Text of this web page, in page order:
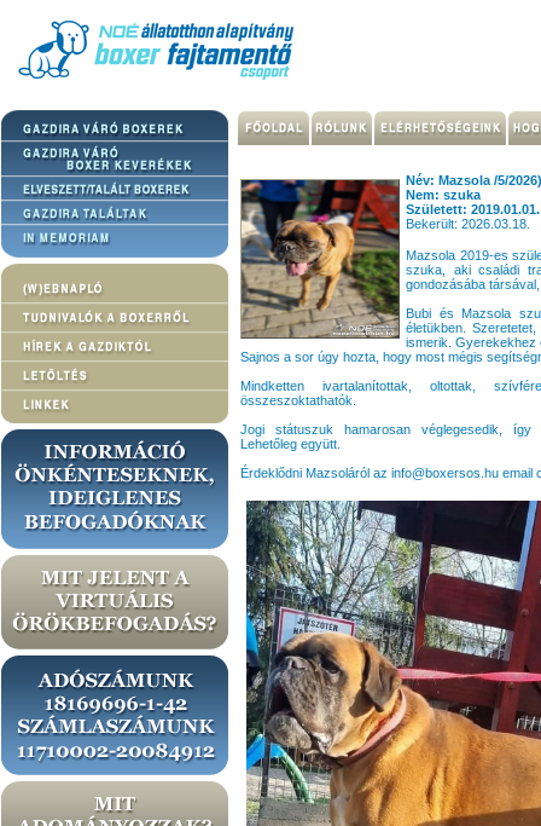
Név: Mazsola /5/2026)
Nem: szuka
Született: 2019.01.01.
Bekerült: 2026.03.18.
Mazsola 2019-es
szuka, aki családi
gondozásába
Bubi és Mazsola
életükben.
ismerik. Gyerekekhez
Sajnos a sor úgy hozta, hogy most mégis
Mindketten ivartalanítottak, oltottak,
összeszoktathatók.
Jogi státuszuk hamarosan véglegesedik, így
Lehetőleg együtt.
Érdeklődni Mazsoláról az info@boxersos.hu email